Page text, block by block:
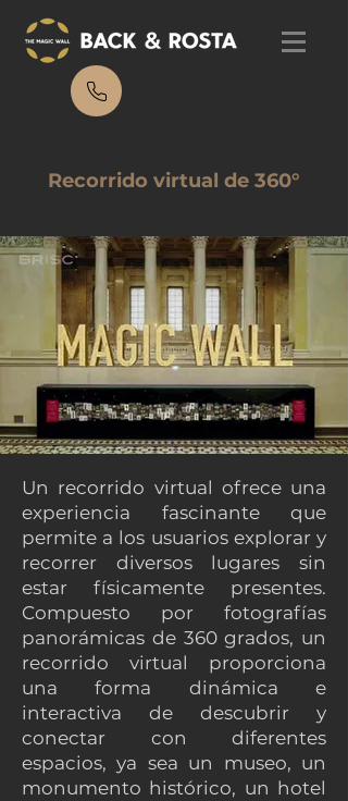
Recorrido virtual de 360°
Un recorrido virtual ofrece una
experiencia fascinante que
permite a los usuarios explorar y
recorrer diversos lugares sin
estar físicamente presentes.
Compuesto por fotografías
panorámicas de 360 grados, un
recorrido virtual proporciona
una forma dinámica e
interactiva de descubrir y
conectar con diferentes
espacios, ya sea un museo, un
monumento histórico, un hotel